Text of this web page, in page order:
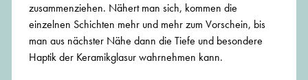
zusammenziehen. Nähert man sich, kommen die
einzelnen Schichten mehr und mehr zum Vorschein, bis
man aus nächster Nähe dann die Tiefe und besondere
Haptik der Keramikglasur wahrnehmen kann.